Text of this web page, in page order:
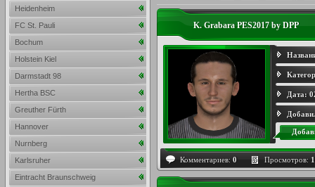
K. Grabara PES2017 by DPP
Дата:
Комментариев: 0 Просмотров:
Heidenheim
FC St. Pauli
Bochum
Holstein Kiel
Darmstadt 98
Hertha BSC
Greuther Fürth
Hannover
Nurnberg
Karlsruher
Eintracht Braunschweig